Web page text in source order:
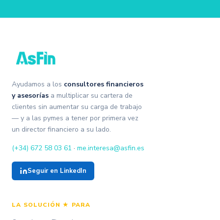
Ayudamos a los consultores financieros
y asesorías a multiplicar su cartera de
clientes sin aumentar su carga de trabajo
— y a las pymes a tener por primera vez
un director financiero a su lado.
(+34) 672 58 03 61 · me.interesa@asfin.es
Seguir en LinkedIn
LA SOLUCIÓN ★ PARA